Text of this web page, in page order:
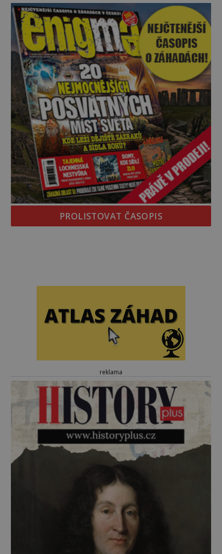
kromě syrových bobů. Příběh se rychle stává
jednou z největších záhad středověké Anglie a ani
po téměř devíti stech letech není
PROLISTOVAT ČASOPIS
reklama